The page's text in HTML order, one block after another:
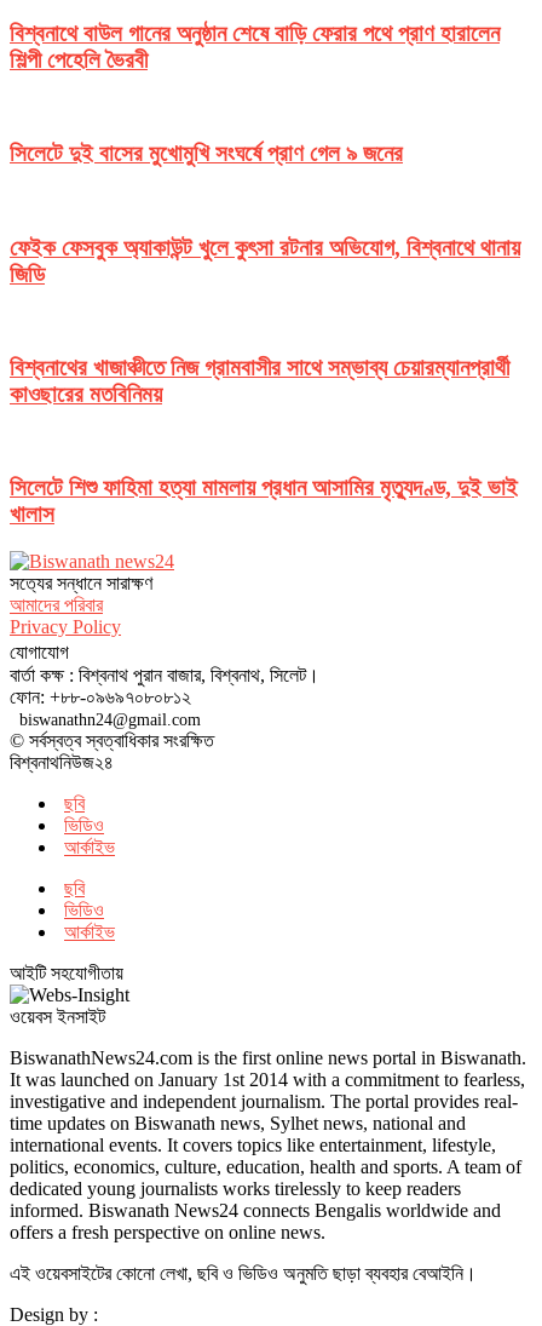
বিশ্বনাথে বাউল গানের অনুষ্ঠান শেষে বাড়ি ফেরার পথে প্রাণ হারালেন
শিল্পী পেহেলি ভৈরবী
সিলেটে দুই বাসের মুখোমুখি সংঘর্ষে প্রাণ গেল ৯ জনের
ফেইক ফেসবুক অ্যাকাউন্ট খুলে কুৎসা রটনার অভিযোগ, বিশ্বনাথে থানায়
জিডি
বিশ্বনাথের খাজাঞ্চীতে নিজ গ্রামবাসীর সাথে সম্ভাব্য চেয়ারম্যানপ্রার্থী
কাওছারের মতবিনিময়
সিলেটে শিশু ফাহিমা হত্যা মামলায় প্রধান আসামির মৃত্যুদণ্ড, দুই ভাই
খালাস
সত‌্যের সন্ধানে সারাক্ষণ
আমাদের পরিবার
Privacy Policy
যোগাযোগ
বার্তা কক্ষ : বিশ্বনাথ পুরান বাজার, বিশ্বনাথ, সিলেট।
ফোন: +৮৮-০৯৬৯৭০৮০৮১২
biswanathn24@gmail.com
© সর্বস্বত্ব স্বত্বাধিকার সংরক্ষিত
বিশ্বনাথনিউজ২৪
ছবি
ভিডিও
আর্কাইভ
ছবি
ভিডিও
আর্কাইভ
আইটি সহযোগীতায়
ওয়েবস ইনসাইট
BiswanathNews24.com is the first online news portal in Biswanath.
It was launched on January 1st 2014 with a commitment to fearless,
investigative and independent journalism. The portal provides real-
time updates on Biswanath news, Sylhet news, national and
international events. It covers topics like entertainment, lifestyle,
politics, economics, culture, education, health and sports. A team of
dedicated young journalists works tirelessly to keep readers
informed. Biswanath News24 connects Bengalis worldwide and
offers a fresh perspective on online news.
এই ওয়েবসাইটের কোনো লেখা, ছবি ও ভিডিও অনুমতি ছাড়া ব্যবহার বেআইনি।
Design by :